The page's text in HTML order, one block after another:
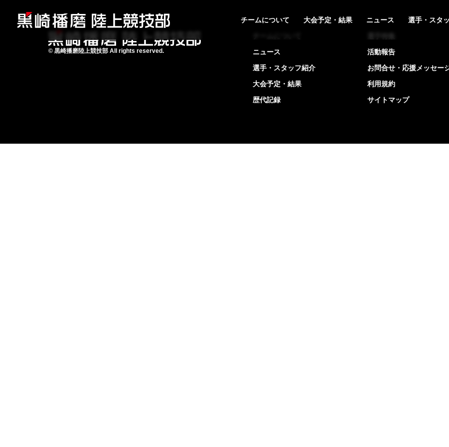
チームについて 大会予定・結果 ニュース 選手・スタ
© 黒崎播磨陸上競技部 All rights reserved.
ニュース
選手・スタッフ紹介
大会予定・結果
歴代記録
活動報告
お問合せ・応援メッセー
利用規約
サイトマップ